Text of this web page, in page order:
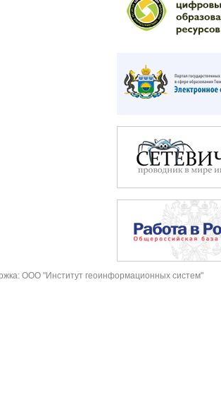
ООО "Институт геоинформационных систем"